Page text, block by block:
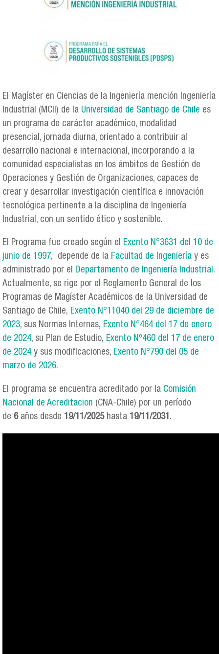
El Magíster en Ciencias de la Ingeniería mención Ingeniería
Industrial (MCII) de la Universidad de Santiago de Chile es
un programa de carácter académico, modalidad
presencial, jornada diurna, orientado a contribuir al
desarrollo nacional e internacional, incorporando a la
comunidad especialistas en los ámbitos de Gestión de
Operaciones y Gestión de Organizaciones, capaces de
crear y desarrollar investigación científica e innovación
tecnológica pertinente a la disciplina de Ingeniería
Industrial, con un sentido ético y sostenible.
El Programa fue creado según el Exento N°3631 del 10 de
junio de 1997, depende de la Facultad de Ingeniería y es
administrado por el Departamento de Ingeniería Industrial.
Actualmente, se rige por el Reglamento General de los
Programas de Magíster Académicos de la Universidad de
Santiago de Chile, Exento N°11040 del 29 de diciembre de
2023, sus Normas Internas, Exento N°464 del 17 de enero
de 2024, su Plan de Estudio, Exento Nº460 del 17 de enero
de 2024y sus modificaciones, Exento N°790 del 05 de
marzo de 2026.
El programa se encuentra acreditado por la Comisión
Nacional de Acreditacion (CNA-Chile) por un período
de 6años desde 19/11/2025hasta 19/11/2031 .